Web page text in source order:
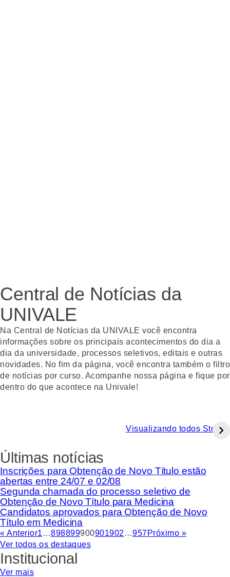
Central de Notícias da
UNIVALE
Na Central de Notícias da UNIVALE você encontra
informações sobre os principais acontecimentos do dia a
dia da universidade, processos seletivos, editais e outras
novidades. No fim da página, você encontra também o filtro
de notícias por curso. Acompanhe nossa página e fique por
dentro do que acontece na Univale!
Visualizando todos Stories
Últimas notícias
Inscrições para Obtenção de Novo Título estão
abertas entre 24/07 e 02/08
Segunda chamada do processo seletivo de
Obtenção de Novo Título para Medicina
Candidatos aprovados para Obtenção de Novo
Título em Medicina
« Anterior1 …898899900901902 …957Próximo »
Ver todos os destaques
Institucional
Ver mais